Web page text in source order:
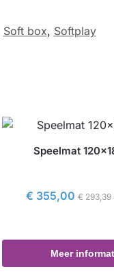
Soft box, Softplay
Speelmat
€ 355,00 € 293,39
Meer